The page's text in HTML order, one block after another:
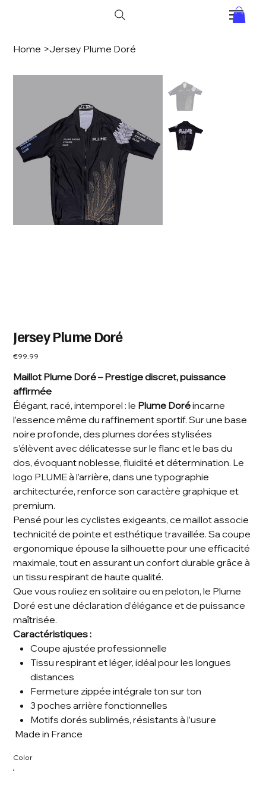
Home >Jersey Plume Doré
Jersey Plume Doré
Price
€99.99
Maillot Plume Doré – Prestige discret, puissance
affirmée
Élégant, racé, intemporel : le Plume Doréincarne
l’essence même du raffinement sportif. Sur une base
noire profonde, des plumes dorées stylisées
s’élèvent avec délicatesse sur le flanc et le bas du
dos, évoquant noblesse, fluidité et détermination. Le
logo PLUME à l’arrière, dans une typographie
architecturée, renforce son caractère graphique et
premium.
Pensé pour les cyclistes exigeants, ce maillot associe
technicité de pointe et esthétique travaillée. Sa coupe
ergonomique épouse la silhouette pour une efficacité
maximale, tout en assurant un confort durable grâce à
un tissu respirant de haute qualité.
Que vous rouliez en solitaire ou en peloton, le Plume
Doré est une déclaration d’élégance et de puissance
maîtrisée.
Caractéristiques :
Coupe ajustée professionnelle
Tissu respirant et léger, idéal pour les longues
distances
Fermeture zippée intégrale ton sur ton
3 poches arrière fonctionnelles
Motifs dorés sublimés, résistants à l’usure
Made in France
Color